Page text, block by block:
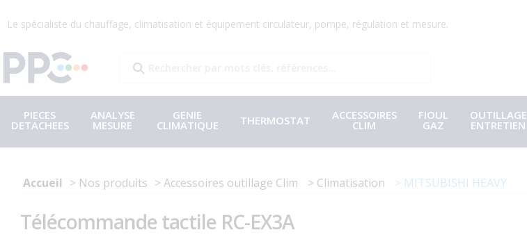
Le spécialiste du chauffage, climatisation et équipement circulateur, pompe, régulation et mesure.
PIECES
DETACHEES
ANALYSE
MESURE
GENIE
CLIMATIQUE THERMOSTAT ACCESSOIRES
CLIM
FIOUL
GAZ
OUTILLAGE
ENTRETIEN
Accueil Nos produits Accessoires outillage Clim Climatisation MITSUBISHI HEAVY
Télécommande tactile RC-EX3A